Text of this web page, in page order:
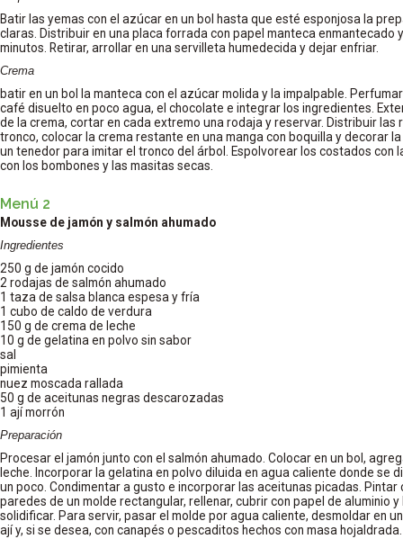
Batir las yemas con el azúcar en un bol hasta que esté esponjosa la
claras. Distribuir en una placa forrada con papel manteca enmantecado
minutos. Retirar, arrollar en una servilleta humedecida y dejar enfriar.
Crema
batir en un bol la manteca con el azúcar molida y la impalpable.
café disuelto en poco agua, el chocolate e integrar los ingredientes.
de la crema, cortar en cada extremo una rodaja y reservar. Distribuir
tronco, colocar la crema restante en una manga con boquilla y decorar
un tenedor para imitar el tronco del árbol. Espolvorear los costados con
con los bombones y las masitas secas.
Menú 2
Mousse de jamón y salmón ahumado
Ingredientes
250 g de jamón cocido
2 rodajas de salmón ahumado
1 taza de salsa blanca espesa y fría
1 cubo de caldo de verdura
150 g de crema de leche
10 g de gelatina en polvo sin sabor
sal
pimienta
nuez moscada rallada
50 g de aceitunas negras descarozadas
1 ají morrón
Preparación
Procesar el jamón junto con el salmón ahumado. Colocar en un bol,
leche. Incorporar la gelatina en polvo diluida en agua caliente donde se
un poco. Condimentar a gusto e incorporar las aceitunas picadas.
paredes de un molde rectangular, rellenar, cubrir con papel de aluminio
solidificar. Para servir, pasar el molde por agua caliente, desmoldar en
ají y, si se desea, con canapés o pescaditos hechos con masa hojaldrada.